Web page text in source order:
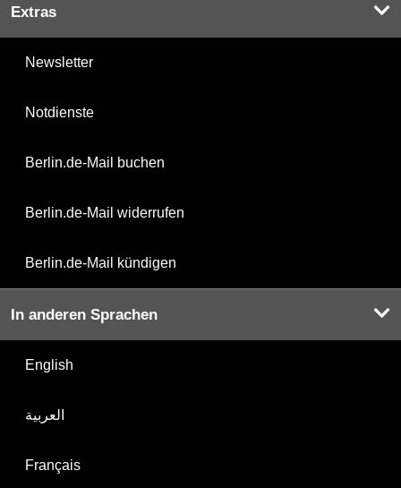
Extras
Newsletter
Notdienste
Berlin.de-Mail buchen
Berlin.de-Mail widerrufen
Berlin.de-Mail kündigen
In anderen Sprachen
English
العربية
Français